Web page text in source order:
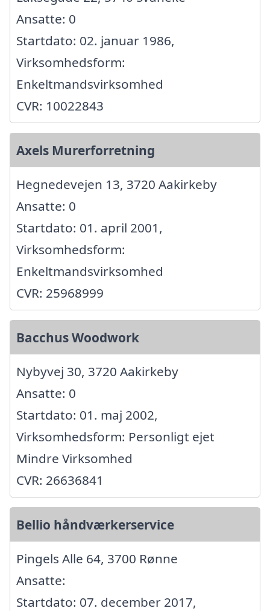
Ansatte: 0
Startdato: 02. januar 1986,
Virksomhedsform:
Enkeltmandsvirksomhed
CVR: 10022843
Axels Murerforretning
Hegnedevejen 13, 3720 Aakirkeby
Ansatte: 0
Startdato: 01. april 2001,
Virksomhedsform:
Enkeltmandsvirksomhed
CVR: 25968999
Bacchus Woodwork
Nybyvej 30, 3720 Aakirkeby
Ansatte: 0
Startdato: 01. maj 2002,
Virksomhedsform: Personligt ejet
Mindre Virksomhed
CVR: 26636841
Bellio håndværkerservice
Pingels Alle 64, 3700 Rønne
Ansatte:
Startdato: 07. december 2017,